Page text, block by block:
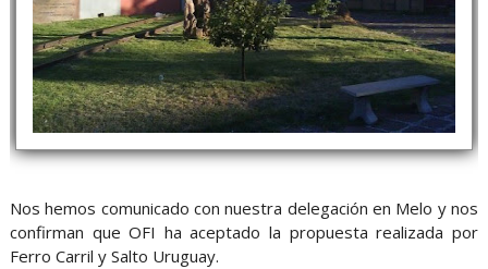
Nos hemos comunicado con nuestra delegación en Melo y nos
confirman que OFI ha aceptado la propuesta realizada por
Ferro Carril y Salto Uruguay.